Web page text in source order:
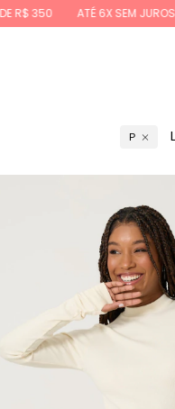
10%OFF NA PRIMEIRA COMPRA:
P